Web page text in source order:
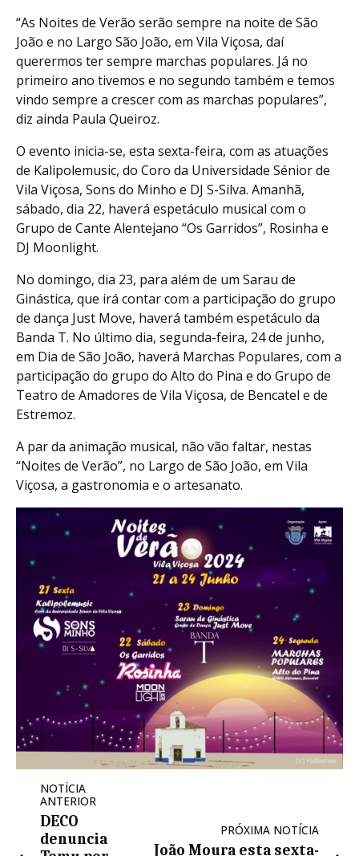
“As Noites de Verão serão sempre na noite de São
João e no Largo São João, em Vila Viçosa, daí
querermos ter sempre marchas populares. Já no
primeiro ano tivemos e no segundo também e temos
vindo sempre a crescer com as marchas populares”,
diz ainda Paula Queiroz.
O evento inicia-se, esta sexta-feira, com as atuações
de Kalipolemusic, do Coro da Universidade Sénior de
Vila Viçosa, Sons do Minho e DJ S-Silva. Amanhã,
sábado, dia 22, haverá espetáculo musical com o
Grupo de Cante Alentejano “Os Garridos”, Rosinha e
DJ Moonlight.
No domingo, dia 23, para além de um Sarau de
Ginástica, que irá contar com a participação do grupo
de dança Just Move, haverá também espetáculo da
Banda T. No último dia, segunda-feira, 24 de junho,
em Dia de São João, haverá Marchas Populares, com a
participação do grupo do Alto do Pina e do Grupo de
Teatro de Amadores de Vila Viçosa, de Bencatel e de
Estremoz.
A par da animação musical, não vão faltar, nestas
“Noites de Verão”, no Largo de São João, em Vila
Viçosa, a gastronomia e o artesanato.
NOTÍCIA
ANTERIOR
DECO
denuncia
PRÓXIMA NOTÍCIA
João Moura esta sexta-